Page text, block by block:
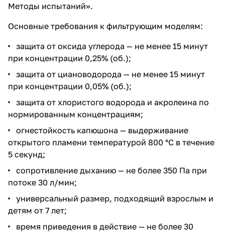
Методы испытаний».
Основные требования к фильтрующим моделям:
защита от оксида углерода — не менее 15 минут
при концентрации 0,25% (об.);
защита от циановодорода — не менее 15 минут
при концентрации 0,05% (об.);
защита от хлористого водорода и акролеина по
нормированным концентрациям;
огнестойкость капюшона — выдерживание
открытого пламени температурой 800 °C в течение
5 секунд;
сопротивление дыханию — не более 350 Па при
потоке 30 л/мин;
универсальный размер, подходящий взрослым и
детям от 7 лет;
время приведения в действие — не более 30